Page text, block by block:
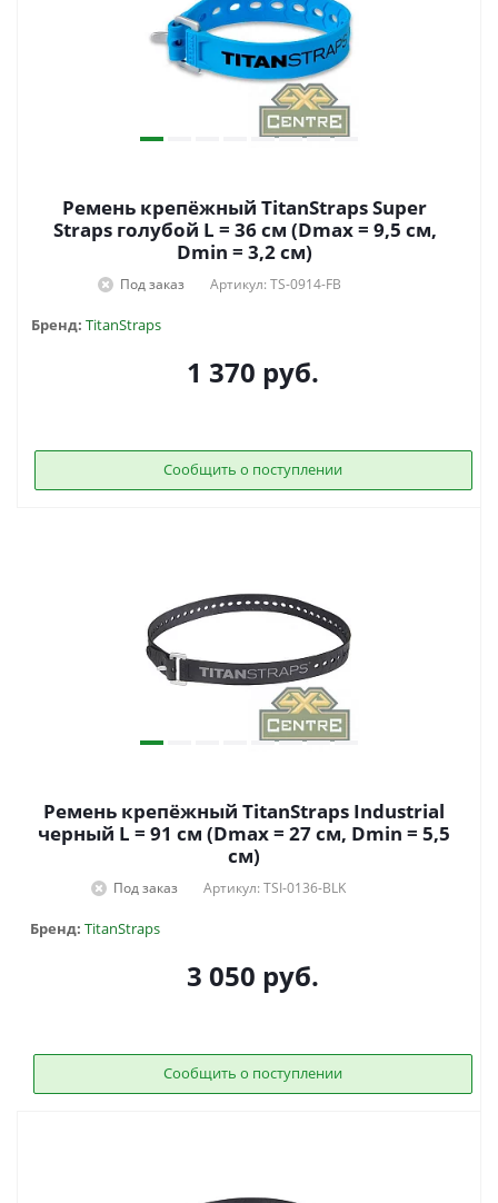
Ремень крепёжный TitanStraps Super
Straps голубой L = 36 см (Dmax = 9,5 см,
Dmin = 3,2 см)
Под заказ Артикул: TS-0914-FB
Бренд: TitanStraps
1 370 руб.
Сообщить о поступлении
Ремень крепёжный TitanStraps Industrial
черный L = 91 см (Dmax = 27 см, Dmin = 5,5
см)
Под заказ Артикул: TSI-0136-BLK
Бренд: TitanStraps
3 050 руб.
Сообщить о поступлении